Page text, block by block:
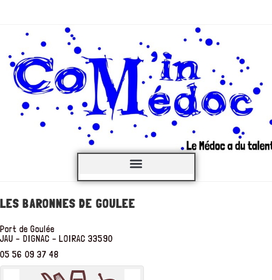
LES BARONNES DE GOULEE
Port de Goulée
JAU – DIGNAC – LOIRAC 33590
05 56 09 37 48